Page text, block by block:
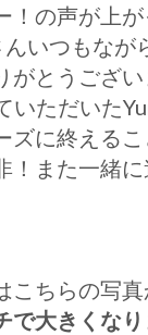
！の声が上
いつもなが
がとうござ
いただいた
ズに終える
！また一緒
こちらの写真
で大きくな